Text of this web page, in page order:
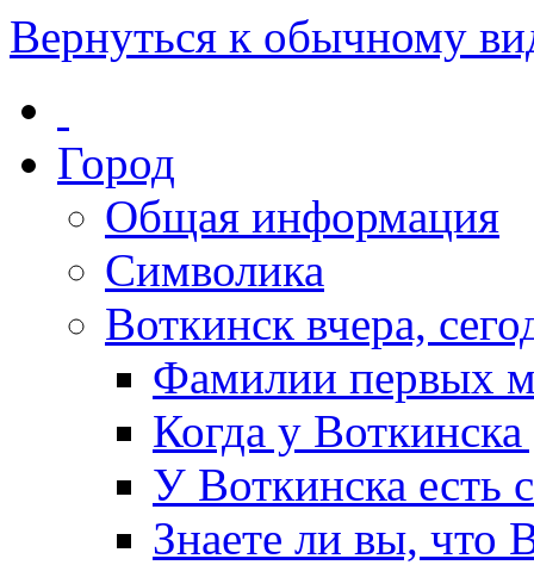
Вернуться к обычному
Город
Общая информация
Символика
Воткинск вчера,
Фамилии первых
Когда у
У Воткинска есть
Знаете ли вы, что